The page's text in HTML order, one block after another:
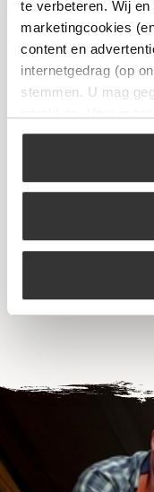
te verbeteren. Wij
marketingcookies
content en
internetgedrag (op
stemmen. U mag
uw keuze op onze
Flameheater
Niet op voorraad